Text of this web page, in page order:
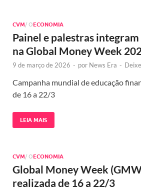
CVM/ OECONOMIA
Painel e palestras integram
na Global Money Week
9 de março de 2026 - por News Era -
Campanha mundial de educação
de 16 a 22/3
LEIA MAIS
CVM/ OECONOMIA
Global Money Week
realizada de 16 a 22/3